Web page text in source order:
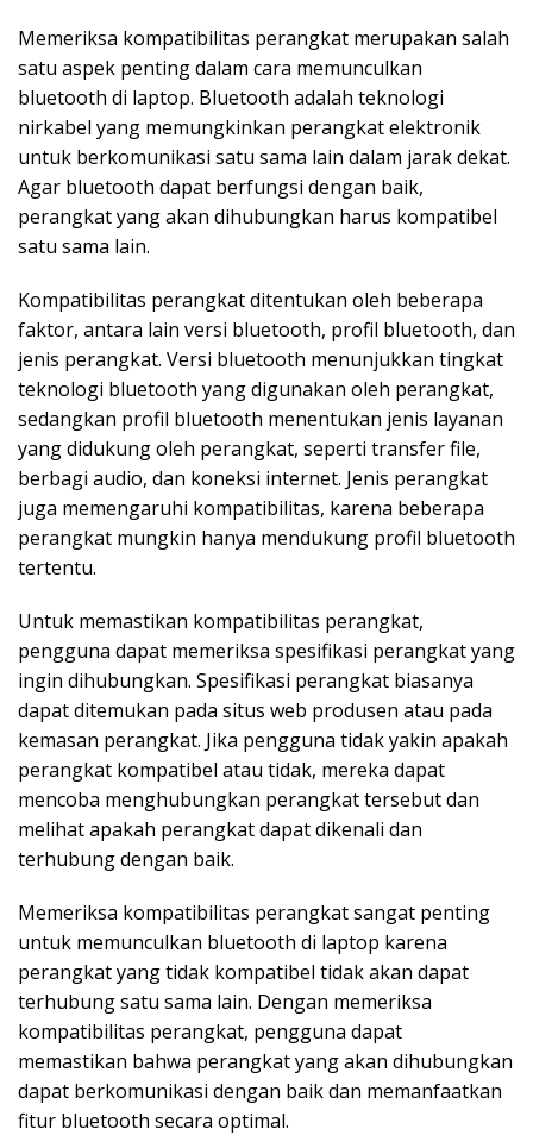
Memeriksa kompatibilitas perangkat merupakan salah
satu aspek penting dalam cara memunculkan
bluetooth di laptop. Bluetooth adalah teknologi
nirkabel yang memungkinkan perangkat elektronik
untuk berkomunikasi satu sama lain dalam jarak dekat.
Agar bluetooth dapat berfungsi dengan baik,
perangkat yang akan dihubungkan harus kompatibel
satu sama lain.
Kompatibilitas perangkat ditentukan oleh beberapa
faktor, antara lain versi bluetooth, profil bluetooth, dan
jenis perangkat. Versi bluetooth menunjukkan tingkat
teknologi bluetooth yang digunakan oleh perangkat,
sedangkan profil bluetooth menentukan jenis layanan
yang didukung oleh perangkat, seperti transfer file,
berbagi audio, dan koneksi internet. Jenis perangkat
juga memengaruhi kompatibilitas, karena beberapa
perangkat mungkin hanya mendukung profil bluetooth
tertentu.
Untuk memastikan kompatibilitas perangkat,
pengguna dapat memeriksa spesifikasi perangkat yang
ingin dihubungkan. Spesifikasi perangkat biasanya
dapat ditemukan pada situs web produsen atau pada
kemasan perangkat. Jika pengguna tidak yakin apakah
perangkat kompatibel atau tidak, mereka dapat
mencoba menghubungkan perangkat tersebut dan
melihat apakah perangkat dapat dikenali dan
terhubung dengan baik.
Memeriksa kompatibilitas perangkat sangat penting
untuk memunculkan bluetooth di laptop karena
perangkat yang tidak kompatibel tidak akan dapat
terhubung satu sama lain. Dengan memeriksa
kompatibilitas perangkat, pengguna dapat
memastikan bahwa perangkat yang akan dihubungkan
dapat berkomunikasi dengan baik dan memanfaatkan
fitur bluetooth secara optimal.